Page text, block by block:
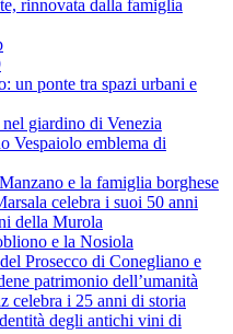
rinnovata dalla famiglia
un ponte tra spazi urbani e
nel giardino di Venezia
Vespaiolo emblema di
e la famiglia borghese
celebra i suoi 50 anni
della Murola
e la Nosiola
Prosecco di Conegliano e
patrimonio dell’umanità
celebra i 25 anni di storia
degli antichi vini di